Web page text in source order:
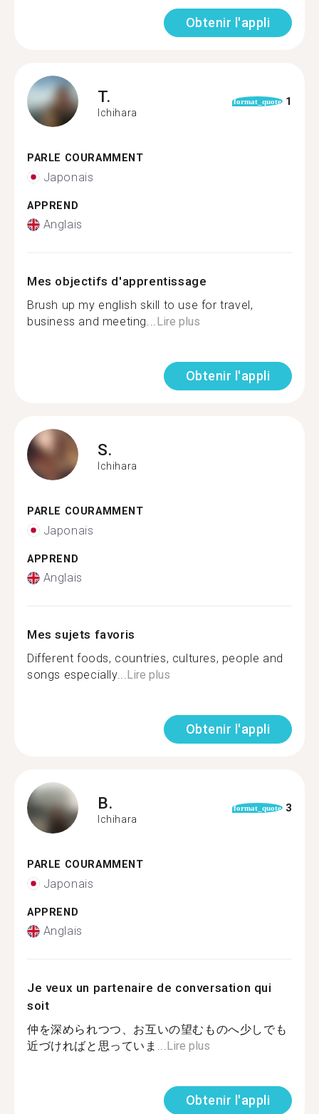
Obtenir l'appli
T.
Ichihara
format_quote 1
PARLE COURAMMENT
Japonais
APPREND
Anglais
Mes objectifs d'apprentissage
Brush up my english skill to use for travel,
business and meeting...Lire plus
Obtenir l'appli
S.
Ichihara
PARLE COURAMMENT
Japonais
APPREND
Anglais
Mes sujets favoris
Different foods, countries, cultures, people and
songs especially...Lire plus
Obtenir l'appli
B.
Ichihara
format_quote 3
PARLE COURAMMENT
Japonais
APPREND
Anglais
Je veux un partenaire de conversation qui
soit
仲を深められつつ、お互いの望むものへ少しでも
近づければと思っていま...Lire plus
Obtenir l'appli